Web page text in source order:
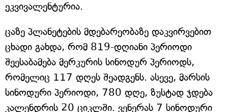
ეკვივალენტურია.
ცაზე პლანეტების მდებარეობაზე დაკვირვებით
ცხადი გახდა, რომ 819-დღიანი პერიოდი
შეესაბამება მერკურის სინოდურ პერიოდს,
რომელიც 117 დღეს შეადგენს. ასევე, მარსის
სინოდური პერიოდი, 780 დღე, ზუსტად ჯდება
კალენდრის 20 ციკლში. ვენერას 7 სინოდური